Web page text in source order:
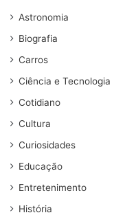
Astronomia
Biografia
Carros
Ciência e Tecnologia
Cotidiano
Cultura
Curiosidades
Educação
Entretenimento
História